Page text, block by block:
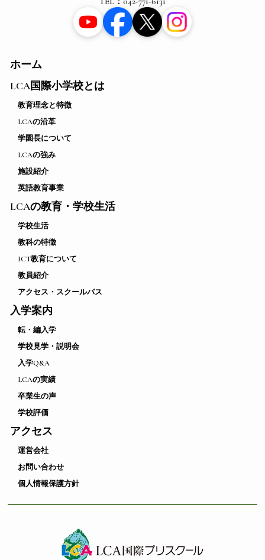
ホーム
LCA国際小学校とは
教育理念と特徴
LCAの沿革
学園長について
LCAの強み
施設紹介
英語教育事業
LCAの教育・学校生活
学校生活
教科の特徴
ICT教育について
教員紹介
アクセス・スクールバス
入学案内
転・編入学
学校見学・説明会
入学Q&A
LCAの実績
卒業生の声
学校評価
アクセス
運営会社
お問い合わせ
個人情報保護方針